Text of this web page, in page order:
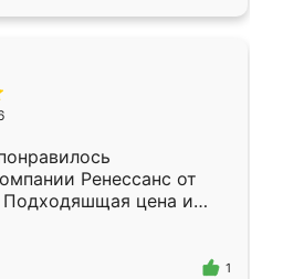
Ренессанс от
Подходяшщая цена и
Приехавший
Владислав
эскизу самый
1